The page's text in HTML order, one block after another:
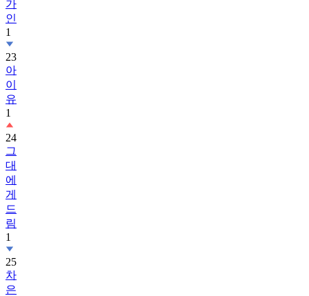
가
인
1
23
아
이
유
1
24
그
대
에
게
드
림
1
25
차
은